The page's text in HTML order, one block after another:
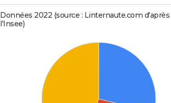
Données 2022 (source : Linternaute.com d'après
l'Insee)